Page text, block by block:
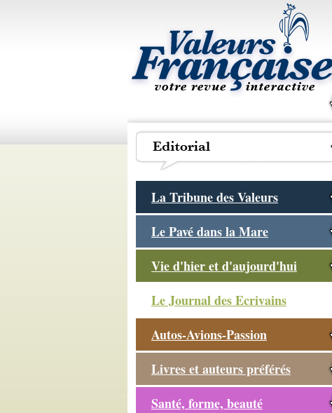
La Tribune des Valeurs
Le Pavé dans la Mare
Vie d'hier et d'aujourd'hui
Le Journal des Ecrivains
Autos-Avions-Passion
Livres et auteurs préférés
Santé, forme, beauté